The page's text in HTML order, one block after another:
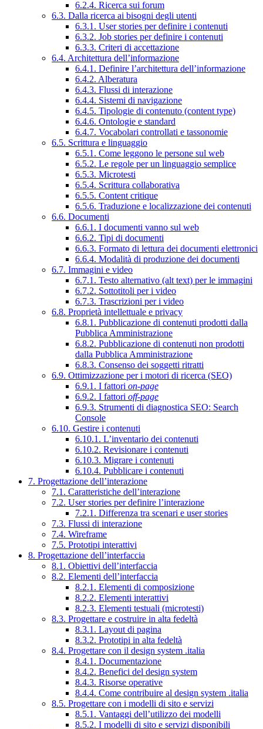
6.2.4. Ricerca sui forum
6.3. Dalla ricerca ai bisogni degli utenti
6.3.1. User stories per definire i contenuti
6.3.2. Job stories per definire i contenuti
6.3.3. Criteri di accettazione
6.4. Architettura dell’informazione
6.4.1. Definire l’architettura dell’informazione
6.4.2. Alberatura
6.4.3. Flussi di interazione
6.4.4. Sistemi di navigazione
6.4.5. Tipologie di contenuto (content type)
6.4.6. Ontologie e standard
6.4.7. Vocabolari controllati e tassonomie
6.5. Scrittura e linguaggio
6.5.1. Come leggono le persone sul web
6.5.2. Le regole per un linguaggio semplice
6.5.3. Microtesti
6.5.4. Scrittura collaborativa
6.5.5. Content critique
6.5.6. Traduzione e localizzazione dei contenuti
6.6. Documenti
6.6.1. I documenti vanno sul web
6.6.2. Tipi di documenti
6.6.3. Formato di lettura dei documenti elettronici
6.6.4. Modalità di produzione dei documenti
6.7. Immagini e video
6.7.1. Testo alternativo (alt text) per le immagini
6.7.2. Sottotitoli per i video
6.7.3. Trascrizioni per i video
6.8. Proprietà intellettuale e privacy
6.8.1. Pubblicazione di contenuti prodotti dalla
Pubblica Amministrazione
6.8.2. Pubblicazione di contenuti non prodotti
dalla Pubblica Amministrazione
6.8.3. Consenso dei soggetti ritratti
6.9. Ottimizzazione per i motori di ricerca (SEO)
6.9.1. I fattori on-page
6.9.2. I fattori off-page
6.9.3. Strumenti di diagnostica SEO: Search
Console
6.10. Gestire i contenuti
6.10.1. L’inventario dei contenuti
6.10.2. Revisionare i contenuti
6.10.3. Migrare i contenuti
6.10.4. Pubblicare i contenuti
7. Progettazione dell’interazione
7.1. Caratteristiche dell’interazione
7.2. User stories per definire l’interazione
7.2.1. Differenza tra scenari e user stories
7.3. Flussi di interazione
7.4. Wireframe
7.5. Prototipi interattivi
8. Progettazione dell’interfaccia
8.1. Obiettivi dell’interfaccia
8.2. Elementi dell’interfaccia
8.2.1. Elementi di composizione
8.2.2. Elementi interattivi
8.2.3. Elementi testuali (microtesti)
8.3. Progettare e costruire in alta fedeltà
8.3.1. Layout di pagina
8.3.2. Prototipi in alta fedeltà
8.4. Progettare con il design system .italia
8.4.1. Documentazione
8.4.2. Benefici del design system
8.4.3. Risorse operative
8.4.4. Come contribuire al design system .italia
8.5. Progettare con i modelli di sito e servizi
8.5.1. Vantaggi dell’utilizzo dei modelli
8.5.2. I modelli di sito e servizi disponibili